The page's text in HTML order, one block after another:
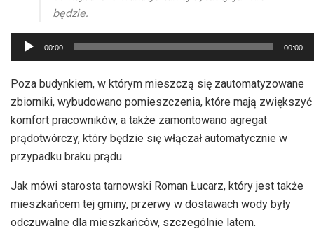
będzie.
Odtwarzacz
plików
dźwiękowych
00:00 00:00
Poza budynkiem, w którym mieszczą się zautomatyzowane
zbiorniki, wybudowano pomieszczenia, które mają zwiększyć
komfort pracowników, a także zamontowano agregat
prądotwórczy, który będzie się włączał automatycznie w
przypadku braku prądu.
Jak mówi starosta tarnowski Roman Łucarz, który jest także
mieszkańcem tej gminy, przerwy w dostawach wody były
odczuwalne dla mieszkańców, szczególnie latem.